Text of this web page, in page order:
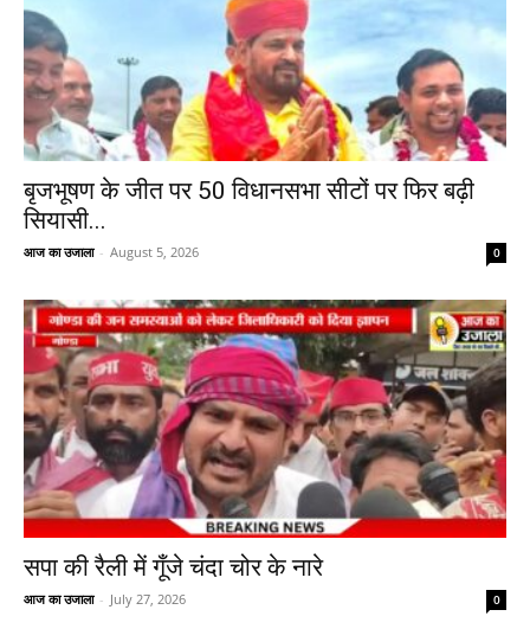
बृजभूषण के जीत पर 50 विधानसभा सीटों पर फिर बढ़ी
सियासी...
आज का उजाला - August 5, 2026 0
सपा की रैली में गूँजे चंदा चोर के नारे
आज का उजाला - July 27, 2026 0